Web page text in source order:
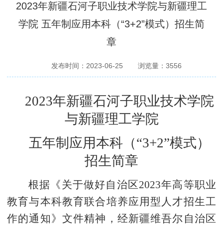
2023年新疆石河子职业技术学院与新疆理工
学院 五年制应用本科（“3+2”模式）招生简
章
发布时间：2023-06-25 浏览量： 3556
2023年新疆石河子职业技术学院
与新疆理工学院
五年制应用本科（“3+2”模式）
招生简章
根据《关于做好自治区2023年高等职业
教育与本科教育联合培养应用型人才招生工
作的通知》文件精神，经新疆维吾尔自治区